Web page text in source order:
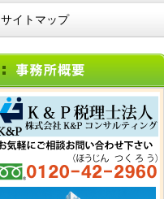
サイトマップ